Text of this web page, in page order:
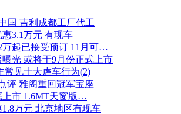
国 吉利成都工厂代工
3.1万元 有现车
万起已接受预订 11月可…
光 或将于9月份正式上市
常见十大虐车行为(2)
评 雅阁重回冠军宝座
上市 1.6MT天窗版…
万元 北京地区有现车